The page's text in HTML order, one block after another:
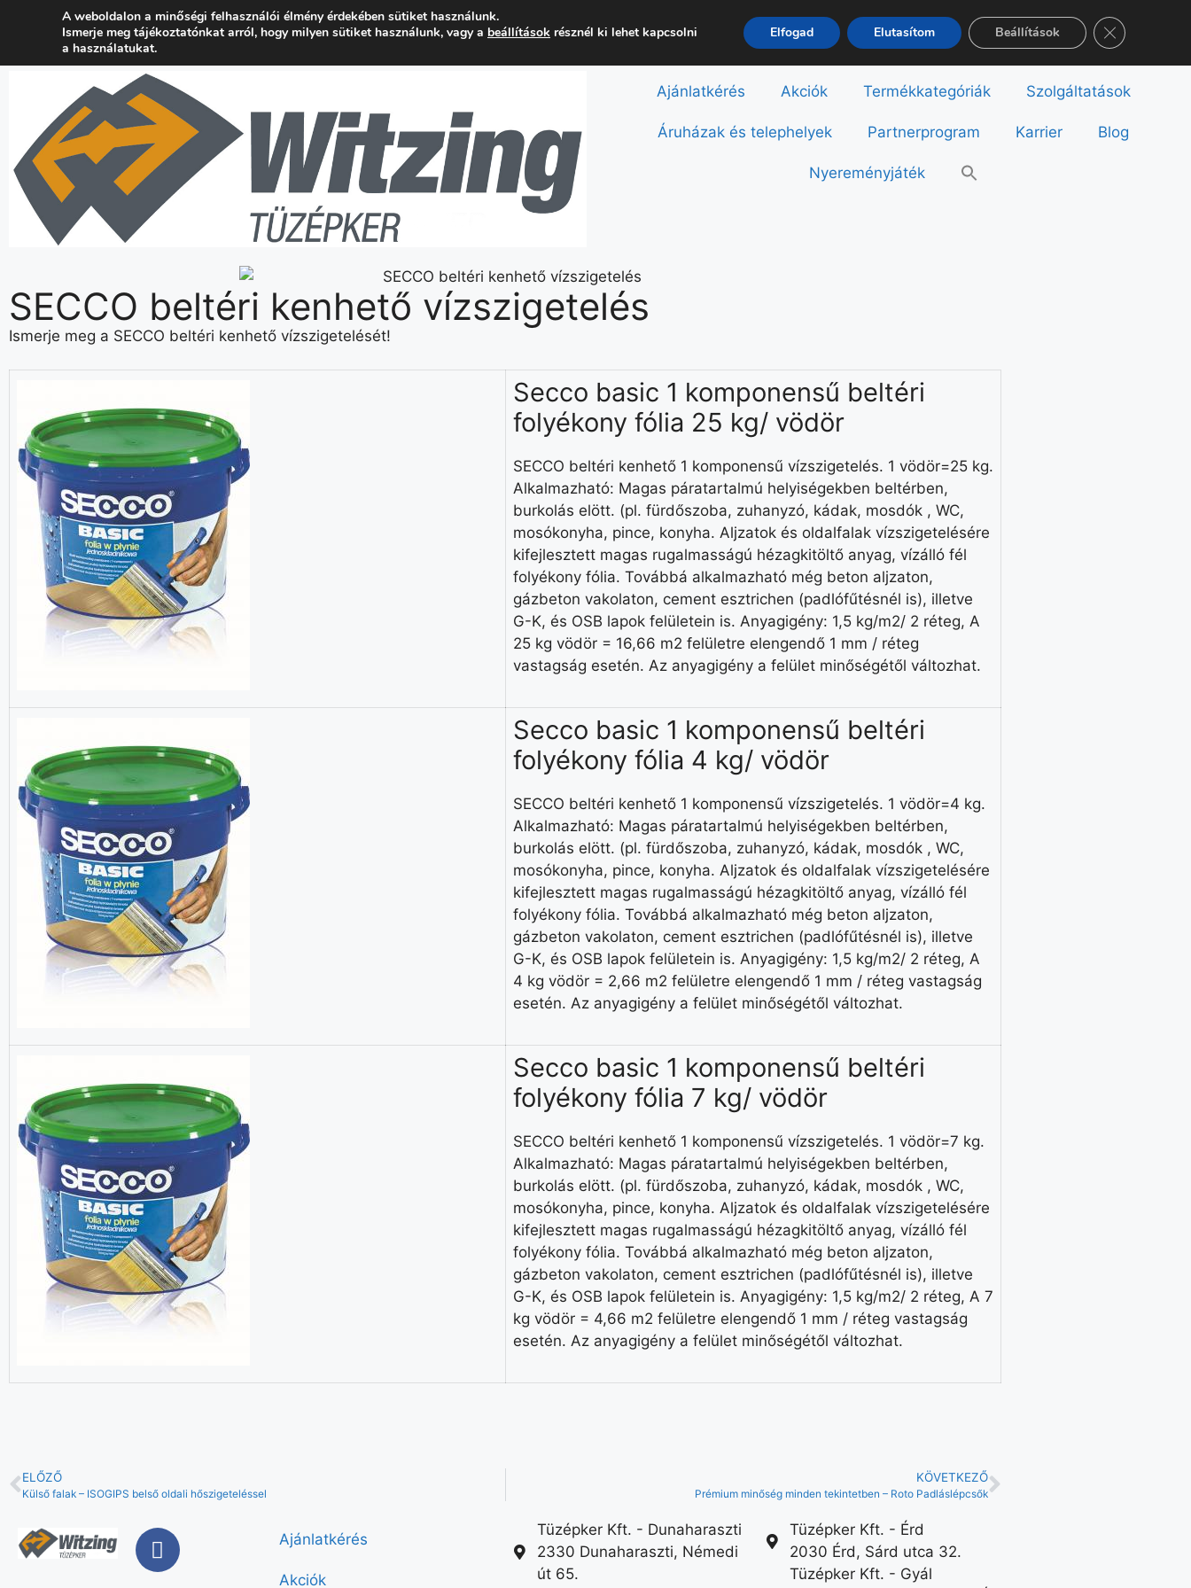
+36 24 537 777 kapcsolat@wtuzep.hu
Ajánlatkérés Akciók Termékkategóriák Szolgáltatások
Áruházak és telephelyek Partnerprogram Karrier Blog
Nyereményjáték
SECCO beltéri kenhető vízszigetelés
Ismerje meg a SECCO beltéri kenhető vízszigetelését!
Secco basic 1 komponensű beltéri
folyékony fólia 25 kg/ vödör
SECCO beltéri kenhető 1 komponensű vízszigetelés. 1 vödör=25 kg.
Alkalmazható: Magas páratartalmú helyiségekben beltérben,
burkolás elött. (pl. fürdőszoba, zuhanyzó, kádak, mosdók , WC,
mosókonyha, pince, konyha. Aljzatok és oldalfalak vízszigetelésére
kifejlesztett magas rugalmasságú hézagkitöltő anyag, vízálló fél
folyékony fólia. Továbbá alkalmazható még beton aljzaton,
gázbeton vakolaton, cement esztrichen (padlófűtésnél is), illetve
G-K, és OSB lapok felületein is. Anyagigény: 1,5 kg/m2/ 2 réteg, A
25 kg vödör = 16,66 m2 felületre elengendő 1 mm / réteg
vastagság esetén. Az anyagigény a felület minőségétől változhat.
Secco basic 1 komponensű beltéri
folyékony fólia 4 kg/ vödör
SECCO beltéri kenhető 1 komponensű vízszigetelés. 1 vödör=4 kg.
Alkalmazható: Magas páratartalmú helyiségekben beltérben,
burkolás elött. (pl. fürdőszoba, zuhanyzó, kádak, mosdók , WC,
mosókonyha, pince, konyha. Aljzatok és oldalfalak vízszigetelésére
kifejlesztett magas rugalmasságú hézagkitöltő anyag, vízálló fél
folyékony fólia. Továbbá alkalmazható még beton aljzaton,
gázbeton vakolaton, cement esztrichen (padlófűtésnél is), illetve
G-K, és OSB lapok felületein is. Anyagigény: 1,5 kg/m2/ 2 réteg, A
4 kg vödör = 2,66 m2 felületre elengendő 1 mm / réteg vastagság
esetén. Az anyagigény a felület minőségétől változhat.
Secco basic 1 komponensű beltéri
folyékony fólia 7 kg/ vödör
SECCO beltéri kenhető 1 komponensű vízszigetelés. 1 vödör=7 kg.
Alkalmazható: Magas páratartalmú helyiségekben beltérben,
burkolás elött. (pl. fürdőszoba, zuhanyzó, kádak, mosdók , WC,
mosókonyha, pince, konyha. Aljzatok és oldalfalak vízszigetelésére
kifejlesztett magas rugalmasságú hézagkitöltő anyag, vízálló fél
folyékony fólia. Továbbá alkalmazható még beton aljzaton,
gázbeton vakolaton, cement esztrichen (padlófűtésnél is), illetve
G-K, és OSB lapok felületein is. Anyagigény: 1,5 kg/m2/ 2 réteg, A 7
kg vödör = 4,66 m2 felületre elengendő 1 mm / réteg vastagság
esetén. Az anyagigény a felület minőségétől változhat.
ELŐZŐ
Külső falak – ISOGIPS belső oldali hőszigeteléssel
KÖVETKEZŐ
Prémium minőség minden tekintetben – Roto Padláslépcsők
Ajánlatkérés
Akciók
Tüzépker Kft. - Dunaharaszti
2330 Dunaharaszti, Némedi
út 65.
Tüzépker Kft. - Érd
2030 Érd, Sárd utca 32.
Tüzépker Kft. - Gyál
A weboldalon a minőségi felhasználói élmény érdekében sütiket használunk.
Ismerje meg tájékoztatónkat arról, hogy milyen sütiket használunk, vagy a beállítások résznél ki lehet kapcsolni
a használatukat.
Elfogad Elutasítom Beállítások Close GDPR